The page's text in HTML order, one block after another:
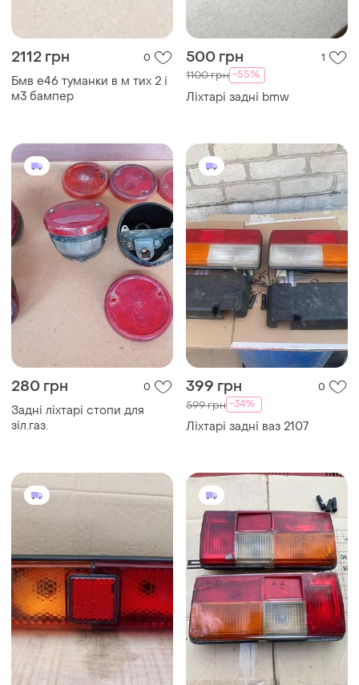
2112 грн 0
Бмв е46 туманки в м тих 2 і
м3 бампер
500 грн 1
1100 грн -55%
Ліхтарі задні bmw
280 грн 0
Задні ліхтарі стопи для
зіл.газ.
399 грн 0
599 грн -34%
Ліхтарі задні ваз 2107